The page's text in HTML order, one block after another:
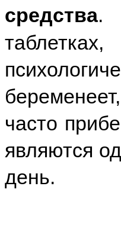
средства.
часто
являются
день.